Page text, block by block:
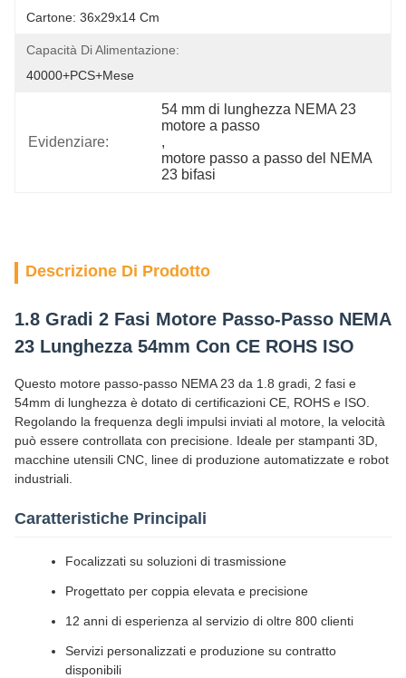
Cartone: 36x29x14 Cm
Capacità Di Alimentazione:
40000+PCS+Mese
Evidenziare:
54 mm di lunghezza NEMA 23
motore a passo
,
motore passo a passo del NEMA
23 bifasi
Descrizione Di Prodotto
1.8 Gradi 2 Fasi Motore Passo-Passo NEMA
23 Lunghezza 54mm Con CE ROHS ISO
Questo motore passo-passo NEMA 23 da 1.8 gradi, 2 fasi e
54mm di lunghezza è dotato di certificazioni CE, ROHS e ISO.
Regolando la frequenza degli impulsi inviati al motore, la velocità
può essere controllata con precisione. Ideale per stampanti 3D,
macchine utensili CNC, linee di produzione automatizzate e robot
industriali.
Caratteristiche Principali
Focalizzati su soluzioni di trasmissione
Progettato per coppia elevata e precisione
12 anni di esperienza al servizio di oltre 800 clienti
Servizi personalizzati e produzione su contratto
disponibili